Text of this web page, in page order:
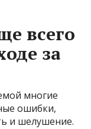
всего
за
многие
ошибки,
и шелушение.